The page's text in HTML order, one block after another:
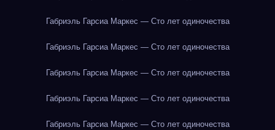
Габриэль Гарсиа Маркес — Сто лет одиночества
Габриэль Гарсиа Маркес — Сто лет одиночества
Габриэль Гарсиа Маркес — Сто лет одиночества
Габриэль Гарсиа Маркес — Сто лет одиночества
Габриэль Гарсиа Маркес — Сто лет одиночества